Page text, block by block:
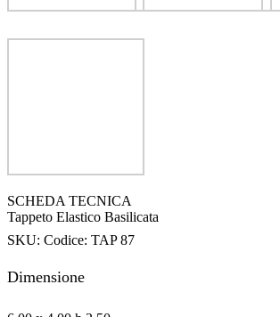
SCHEDA TECNICA
Tappeto Elastico Basilicata
SKU: Codice: TAP 87
Dimensione